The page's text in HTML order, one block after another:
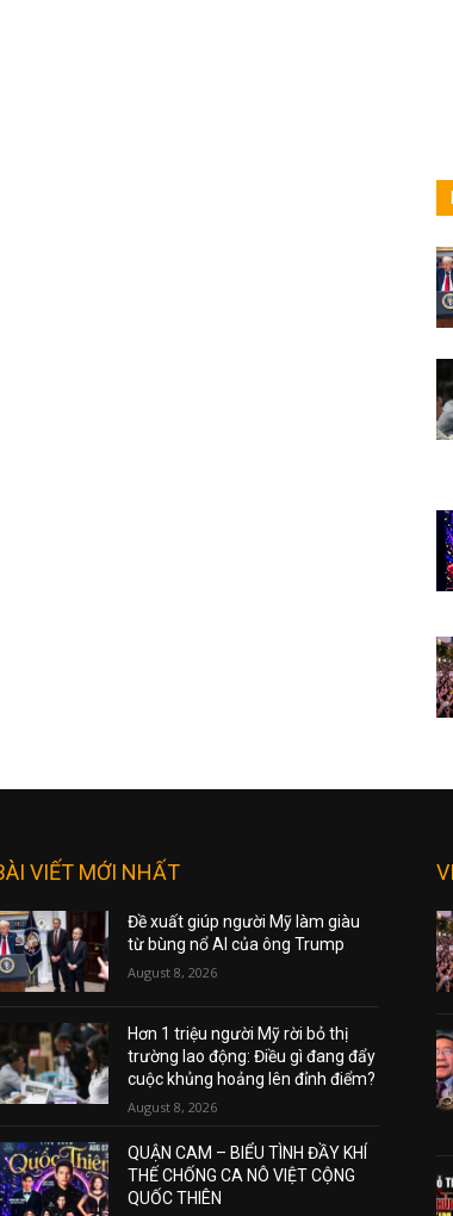
VIẾT MỚI NHẤT
Đề xuất giúp người Mỹ làm giàu
từ bùng nổ AI của ông Trump
August 8, 2026
Hơn 1 triệu người Mỹ rời bỏ thị
trường lao động: Điều gì đang đẩy
cuộc khủng hoảng lên đỉnh điểm?
August 8, 2026
QUẬN CAM – BIỂU TÌNH ĐẦY KHÍ
THẾ CHỐNG CA NÔ VIỆT CỘNG
QUỐC THIÊN